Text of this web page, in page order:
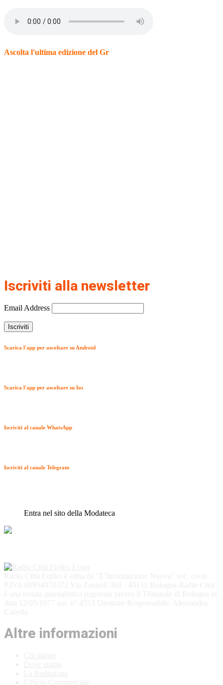
Ascolta l'ultima edizione del Gr
Iscriviti alla newsletter
Email Address
Scarica l'app per ascoltare su Android
Scarica l'app per ascoltare su Ios
Iscriviti al canale WhatsApp
Iscriviti al canale Telegram
Entra nel sito della Modateca
Altre informazioni